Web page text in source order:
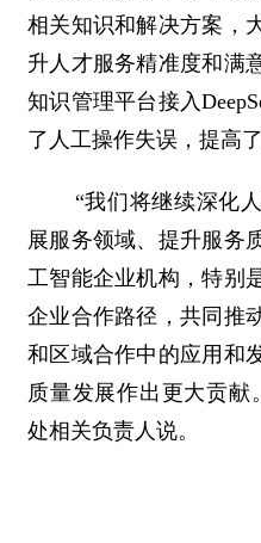
相关知识和解决方案，
升人才服务精准度和满
知识管理平台接入
了人工操作失误，提高
“我们将继续深化人
展服务领域、提升服务
工智能企业机构，特别
企业合作路径，共同推
和区域合作中的应用和
质量发展作出更大贡献
处相关负责人说。